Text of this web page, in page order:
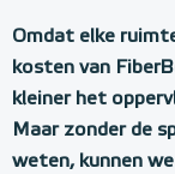
Omdat elke
kosten van
kleiner het
Maar zonder de
weten, kunnen